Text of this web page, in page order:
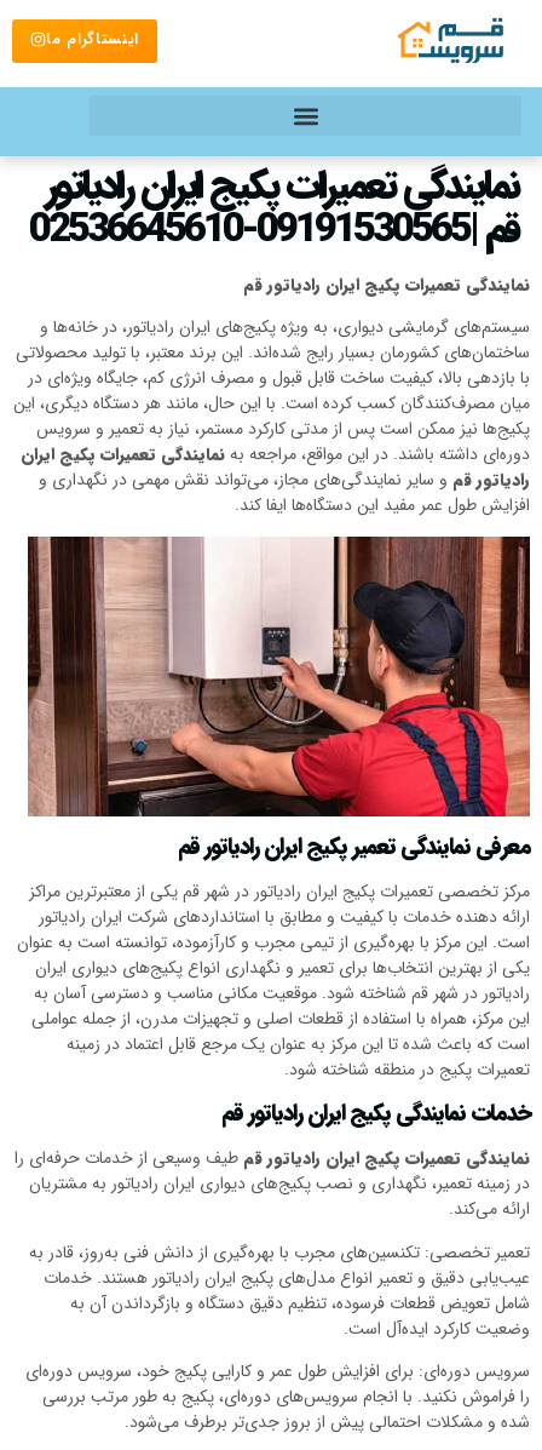
اینستاگرام ما
نمایندگی تعمیرات پکیج ایران رادیاتور
قم |09191530565-02536645610
نمایندگی تعمیرات پکیج ایران رادیاتور قم
سیستم‌های گرمایشی دیواری، به ویژه پکیج‌های ایران رادیاتور، در خانه‌ها و
ساختمان‌های کشورمان بسیار رایج شده‌اند. این برند معتبر، با تولید محصولاتی
با بازدهی بالا، کیفیت ساخت قابل قبول و مصرف انرژی کم، جایگاه ویژه‌ای در
میان مصرف‌کنندگان کسب کرده است. با این حال، مانند هر دستگاه دیگری، این
پکیج‌ها نیز ممکن است پس از مدتی کارکرد مستمر، نیاز به تعمیر و سرویس
دوره‌ای داشته باشند. در این مواقع، مراجعه بهنمایندگی تعمیرات پکیج ایران
رادیاتور قم و سایر نمایندگی‌های مجاز، می‌تواند نقش مهمی در نگهداری و
افزایش طول عمر مفید این دستگاه‌ها ایفا کند.
معرفی نمایندگی تعمیر پکیج ایران رادیاتور قم
مرکز تخصصی تعمیرات پکیج ایران رادیاتور در شهر قم یکی از معتبرترین مراکز
ارائه دهنده خدمات با کیفیت و مطابق با استانداردهای شرکت ایران رادیاتور
است. این مرکز با بهره‌گیری از تیمی مجرب و کارآزموده، توانسته است به عنوان
یکی از بهترین انتخاب‌ها برای تعمیر و نگهداری انواع پکیج‌های دیواری ایران
رادیاتور در شهر قم شناخته شود. موقعیت مکانی مناسب و دسترسی آسان به
این مرکز، همراه با استفاده از قطعات اصلی و تجهیزات مدرن، از جمله عواملی
است که باعث شده تا این مرکز به عنوان یک مرجع قابل اعتماد در زمینه
تعمیرات پکیج در منطقه شناخته شود.
خدمات نمایندگی پکیج ایران رادیاتور قم
نمایندگی تعمیرات پکیج ایران رادیاتور قم طیف وسیعی از خدمات حرفه‌ای را
در زمینه تعمیر، نگهداری و نصب پکیج‌های دیواری ایران رادیاتور به مشتریان
ارائه می‌کند.
تعمیر تخصصی: تکنسین‌های مجرب با بهره‌گیری از دانش فنی به‌روز، قادر به
عیب‌یابی دقیق و تعمیر انواع مدل‌های پکیج ایران رادیاتور هستند. خدمات
شامل تعویض قطعات فرسوده، تنظیم دقیق دستگاه و بازگرداندن آن به
وضعیت کارکرد ایده‌آل است.
سرویس دوره‌ای: برای افزایش طول عمر و کارایی پکیج خود، سرویس دوره‌ای
را فراموش نکنید. با انجام سرویس‌های دوره‌ای، پکیج به طور مرتب بررسی
شده و مشکلات احتمالی پیش از بروز جدی‌تر برطرف می‌شود.